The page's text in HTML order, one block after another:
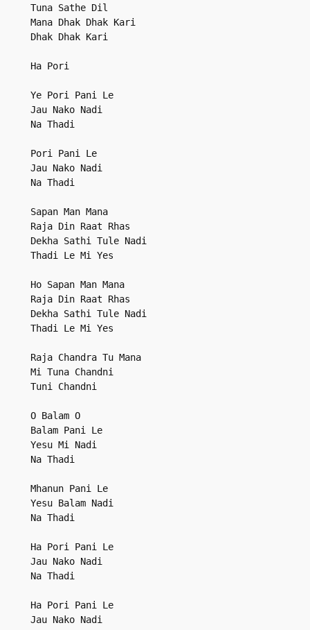
Tuna Sathe Dil
Mana Dhak Dhak Kari
Dhak Dhak Kari
Ha Pori
Ye Pori Pani Le
Jau Nako Nadi
Na Thadi
Pori Pani Le
Jau Nako Nadi
Na Thadi
Sapan Man Mana
Raja Din Raat Rhas
Dekha Sathi Tule Nadi
Thadi Le Mi Yes
Ho Sapan Man Mana
Raja Din Raat Rhas
Dekha Sathi Tule Nadi
Thadi Le Mi Yes
Raja Chandra Tu Mana
Mi Tuna Chandni
Tuni Chandni
O Balam O
Balam Pani Le
Yesu Mi Nadi
Na Thadi
Mhanun Pani Le
Yesu Balam Nadi
Na Thadi
Ha Pori Pani Le
Jau Nako Nadi
Na Thadi
Ha Pori Pani Le
Jau Nako Nadi